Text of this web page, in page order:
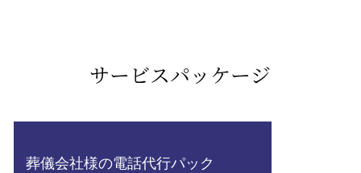
サービスパッケージ
葬儀会社様の電話代行パック